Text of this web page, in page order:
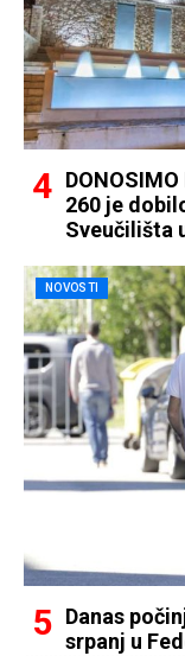
260 je
Sveučilišta
NOVOSTI
Danas
srpanj u